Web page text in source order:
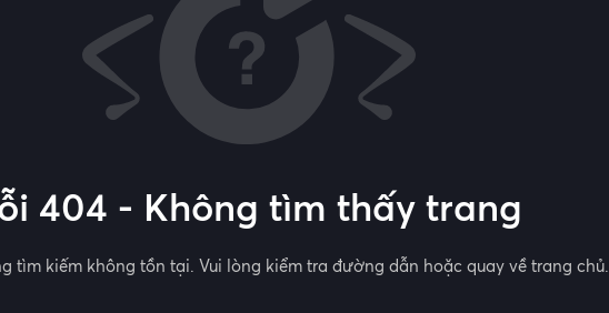
404 - Không tìm thấy trang
tìm kiếm không tồn tại. Vui lòng kiểm tra đường dẫn hoặc quay về trang chủ.